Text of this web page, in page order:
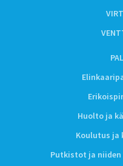
Huolto ja
Koulutus
Putkistot ja